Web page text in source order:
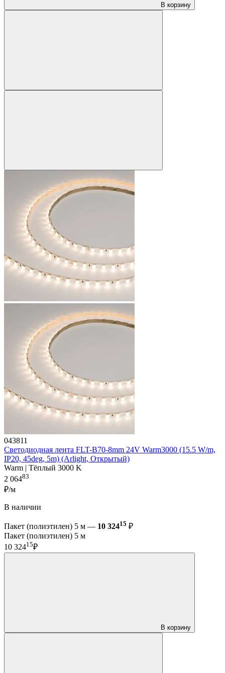
В корзину
043811
Светодиодная лента FLT-B70-8mm 24V Warm3000 (15.5 W/m,
IP20, 45deg, 5m) (Arlight, Открытый)
Warm | Тёплый 3000 K
2 06483
₽/м
В наличии
Пакет (полиэтилен) 5 м — 10 32415 ₽
Пакет (полиэтилен) 5 м
10 32415₽
В корзину